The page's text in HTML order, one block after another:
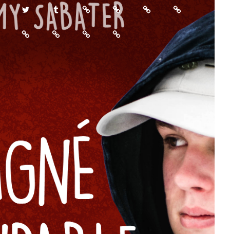
TwitterTumblr FeedbooksBabelio
Rose
Amazon
Culturebox
Est
Nancybuzz
Le
Fièrement propulsé par
WordPress